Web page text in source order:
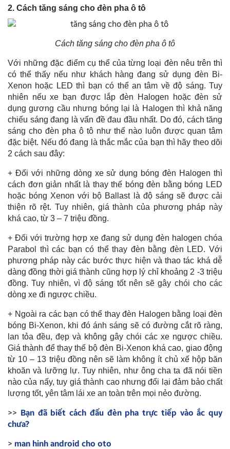
2. Cách tăng sáng cho đèn pha ô tô
Cách tăng sáng cho đèn pha ô tô
Với những đặc điểm cụ thể của từng loại đèn nêu trên thì
có thể thấy nếu như khách hàng đang sử dụng đèn Bi-
Xenon hoặc LED thì bạn có thể an tâm về độ sáng. Tuy
nhiên nếu xe bạn được lắp đèn Halogen hoặc đèn sử
dụng gương cầu nhưng bóng lại là Halogen thì khả năng
chiếu sáng đang là vấn đề đau đầu nhất. Do đó, cách tăng
sáng cho đèn pha ô tô như thế nào luôn được quan tâm
đặc biệt. Nếu đó đang là thắc mắc của bạn thì hãy theo dõi
2 cách sau đây:
+ Đối với những dòng xe sử dụng bóng đèn Halogen thì
cách đơn giản nhất là thay thế bóng đèn bằng bóng LED
hoặc bóng Xenon với bộ Ballast là độ sáng sẽ được cải
thiện rõ rệt. Tuy nhiên, giá thành của phương pháp này
khá cao, từ 3 – 7 triệu đồng.
+ Đối với trường hợp xe đang sử dụng đèn halogen chóa
Parabol thì các bạn có thể thay đèn bằng đèn LED. Với
phương pháp này các bước thực hiện và thao tác khá dễ
dàng đồng thời giá thành cũng hợp lý chỉ khoảng 2 -3 triệu
đồng. Tuy nhiên, vì độ sáng tốt nên sẽ gây chói cho các
dòng xe đi ngược chiều.
+ Ngoài ra các bạn có thể thay đèn Halogen bằng loại đèn
bóng Bi-Xenon, khi đó ánh sáng sẽ có đường cắt rõ ràng,
lan tỏa đều, đẹp và không gây chói các xe ngược chiều.
Giá thành để thay thế bộ đèn Bi-Xenon khá cao, giao động
từ 10 – 13 triệu đồng nên sẽ làm không ít chủ xế hộp băn
khoăn và lưỡng lự. Tuy nhiên, như ông cha ta đã nói tiền
nào của nấy, tuy giá thành cao nhưng đổi lại đảm bảo chất
lượng tốt, yên tâm lái xe an toàn trên mọi nẻo đường.
>> Bạn đã biết cách đấu đèn pha trực tiếp vào ắc quy
chưa?
> man hinh android cho oto